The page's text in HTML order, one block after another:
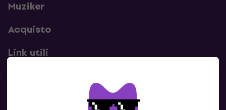
Muziker
Acquisto
Link utili
Contatti